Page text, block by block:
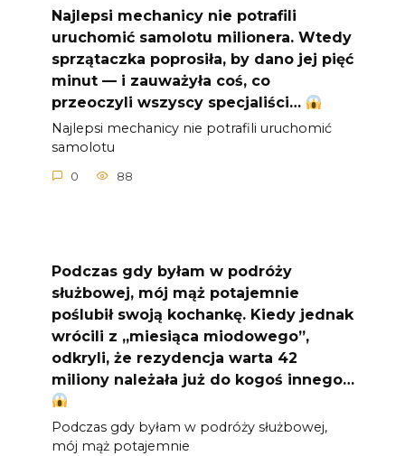
Najlepsi mechanicy nie potrafili
uruchomić samolotu milionera. Wtedy
sprzątaczka poprosiła, by dano jej pięć
minut — i zauważyła coś, co
przeoczyli wszyscy specjaliści…
Najlepsi mechanicy nie potrafili uruchomić
samolotu
0 88
Podczas gdy byłam w podróży
służbowej, mój mąż potajemnie
poślubił swoją kochankę. Kiedy jednak
wrócili z „miesiąca miodowego”,
odkryli, że rezydencja warta 42
miliony należała już do kogoś innego…
Podczas gdy byłam w podróży służbowej,
mój mąż potajemnie